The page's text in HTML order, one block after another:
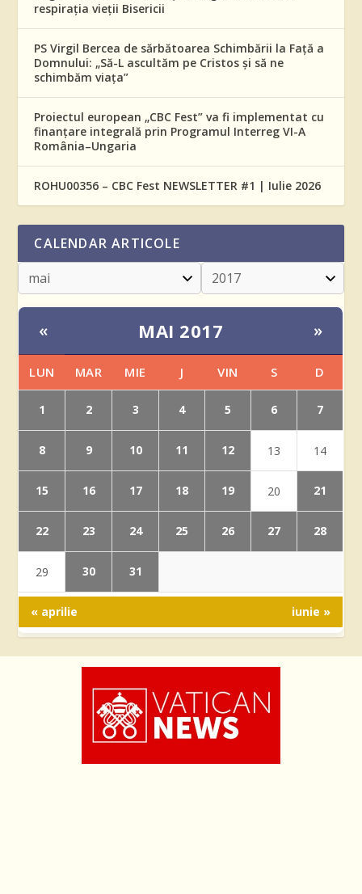
respirația vieții Bisericii
PS Virgil Bercea de sărbătoarea Schimbării la Față a
Domnului: „Să-L ascultăm pe Cristos și să ne
schimbăm viața”
Proiectul european „CBC Fest” va fi implementat cu
finanțare integrală prin Programul Interreg VI-A
România–Ungaria
ROHU00356 – CBC Fest NEWSLETTER #1 | Iulie 2026
CALENDAR ARTICOLE
« MAI 2017 »
LUN MAR MIE J VIN S D
1 2 3 4 5 6 7
8 9 10 11 12 13 14
15 16 17 18 19 20 21
22 23 24 25 26 27 28
29 30 31
« aprilie iunie »